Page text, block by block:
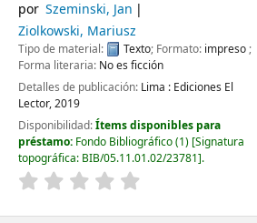
por Szeminski, Jan
Ziolkowski, Mariusz
Tipo de material: Texto; Formato: impreso;
Forma literaria: No es ficción
Detalles de publicación: Lima : Ediciones El
Lector,2019
Disponibilidad:Ítems disponibles para
préstamo: Fondo Bibliográfico(1) Signatura
topográfica: BIB/05.11.01.02/23781 .